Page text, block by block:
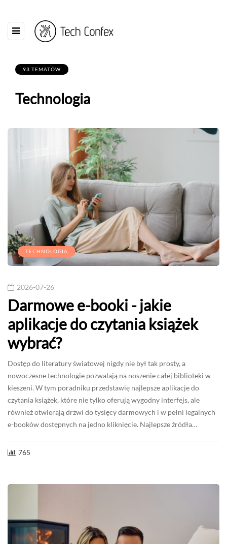
93 TEMATÓW
Technologia
TECHNOLOGIA
2026-07-26
Darmowe e-booki - jakie
aplikacje do czytania książek
wybrać?
Dostęp do literatury światowej nigdy nie był tak prosty, a
nowoczesne technologie pozwalają na noszenie całej biblioteki w
kieszeni. W tym poradniku przedstawię najlepsze aplikacje do
czytania książek, które nie tylko oferują wygodny interfejs, ale
również otwierają drzwi do tysięcy darmowych i w pełni legalnych
e-booków dostępnych na jedno kliknięcie. Najlepsze źródła…
765